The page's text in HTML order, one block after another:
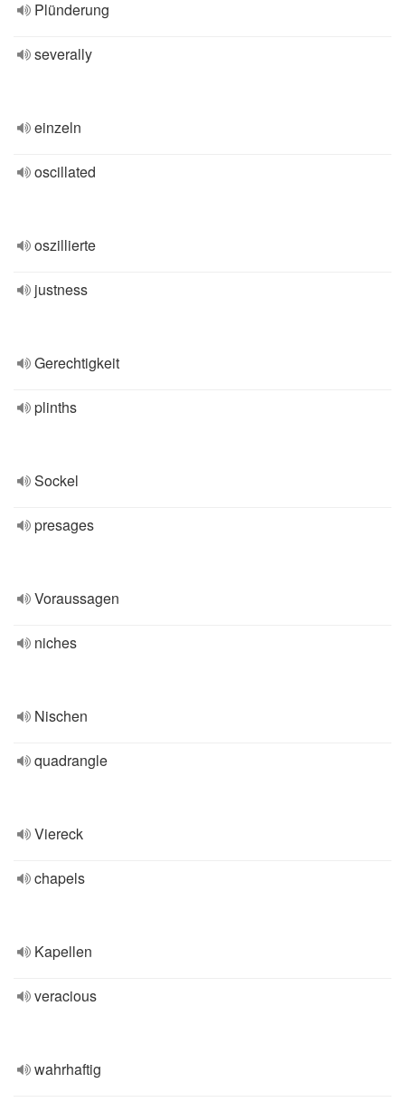
Plünderung
severally
einzeln
oscillated
oszillierte
justness
Gerechtigkeit
plinths
Sockel
presages
Voraussagen
niches
Nischen
quadrangle
Viereck
chapels
Kapellen
veracious
wahrhaftig